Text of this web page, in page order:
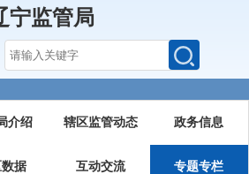
宁监管局
介绍 辖区监管动态 政务信息
据 互动交流 专题专栏